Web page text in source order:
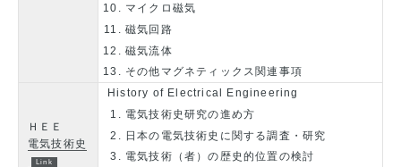
マイクロ磁気
磁気回路
磁気流体
その他マグネティックス関連事項
ＨＥＥ
電気技術史
History of Electrical Engineering
電気技術史研究の進め方
日本の電気技術史に関する調査・研究
電気技術（者）の歴史的位置の検討